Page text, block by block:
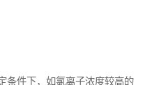
条件下，如氯离子浓度较高的